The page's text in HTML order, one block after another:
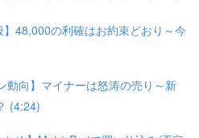
48,000の利確はお約束どおり～今
動向】マイナーは怒涛の売り～新
(4:24)